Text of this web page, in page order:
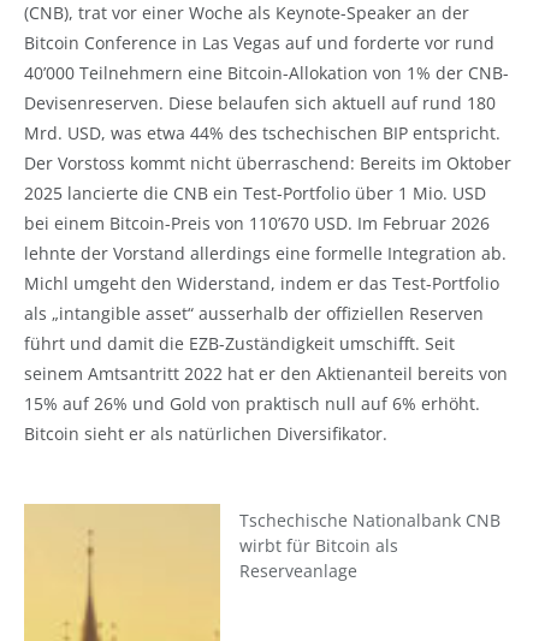
(CNB), trat vor einer Woche als Keynote-Speaker an der
Bitcoin Conference in Las Vegas auf und forderte vor rund
40’000 Teilnehmern eine Bitcoin-Allokation von 1% der CNB-
Devisenreserven. Diese belaufen sich aktuell auf rund 180
Mrd. USD, was etwa 44% des tschechischen BIP entspricht.
Der Vorstoss kommt nicht überraschend: Bereits im Oktober
2025 lancierte die CNB ein Test-Portfolio über 1 Mio. USD
bei einem Bitcoin-Preis von 110’670 USD. Im Februar 2026
lehnte der Vorstand allerdings eine formelle Integration ab.
Michl umgeht den Widerstand, indem er das Test-Portfolio
als „intangible asset“ ausserhalb der offiziellen Reserven
führt und damit die EZB-Zuständigkeit umschifft. Seit
seinem Amtsantritt 2022 hat er den Aktienanteil bereits von
15% auf 26% und Gold von praktisch null auf 6% erhöht.
Bitcoin sieht er als natürlichen Diversifikator.
Tschechische Nationalbank CNB
wirbt für Bitcoin als
Reserveanlage